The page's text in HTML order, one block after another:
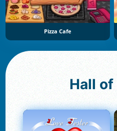
Pizza Cafe
Hall of